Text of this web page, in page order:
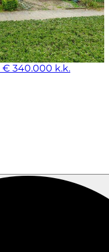
€ 340.000 k.k.